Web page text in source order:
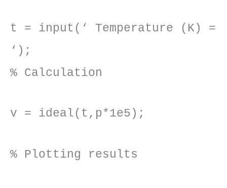
t = input(‘ Temperature (K) =
‘);
% Calculation
v = ideal(t,p*1e5);
% Plotting results